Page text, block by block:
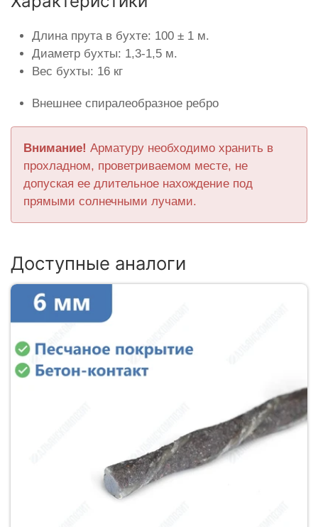
Длина прута в бухте: 100 ± 1 м.
Диаметр бухты: 1,3-1,5 м.
Вес бухты: 16 кг
Внешнее спиралеобразное ребро
Внимание! Арматуру необходимо хранить в
прохладном, проветриваемом месте, не
допуская ее длительное нахождение под
прямыми солнечными лучами.
Доступные аналоги